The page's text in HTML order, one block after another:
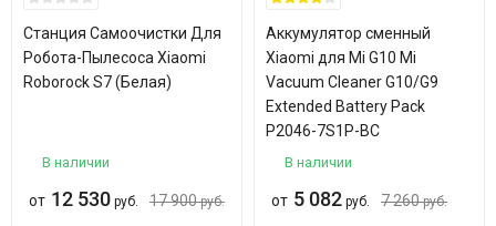
Станция Самоочистки Для
Робота-Пылесоса Xiaomi
Roborock S7 (Белая)
В наличии
от 12 530 руб. 17 900 руб.
Аккумулятор сменный
Xiaomi для Mi G10 Mi
Vacuum Cleaner G10/G9
Extended Battery Pack
P2046-7S1P-BC
В наличии
от 5 082 руб. 7 260 руб.